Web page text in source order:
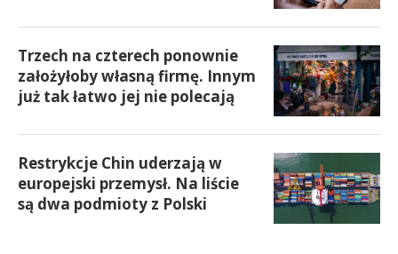
Trzech na czterech ponownie
założyłoby własną firmę. Innym
już tak łatwo jej nie polecają
Restrykcje Chin uderzają w
europejski przemysł. Na liście
są dwa podmioty z Polski